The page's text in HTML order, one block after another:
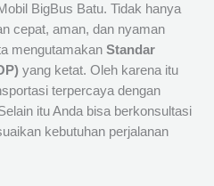
BigBus Batu. Tidak hanya
cepat, aman, dan nyaman
mengutamakan Standar
yang ketat. Oleh karena itu
terpercaya dengan
itu Anda bisa berkonsultasi
kebutuhan perjalanan